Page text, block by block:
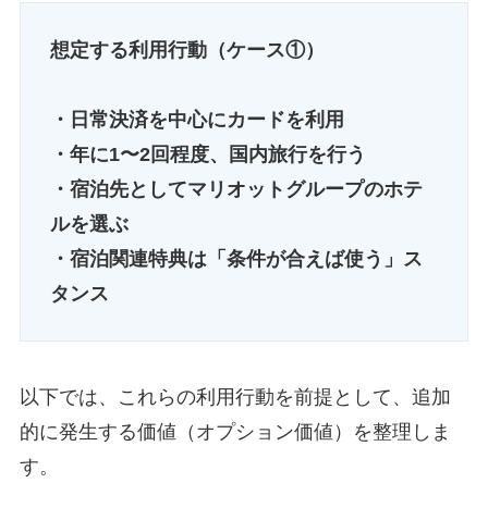
想定する利用行動（ケース①）
・日常決済を中心にカードを利用
・年に1〜2回程度、国内旅行を行う
・宿泊先としてマリオットグループのホテ
ルを選ぶ
・宿泊関連特典は「条件が合えば使う」ス
タンス
以下では、これらの利用行動を前提として、追加
的に発生する価値（オプション価値）を整理しま
す。